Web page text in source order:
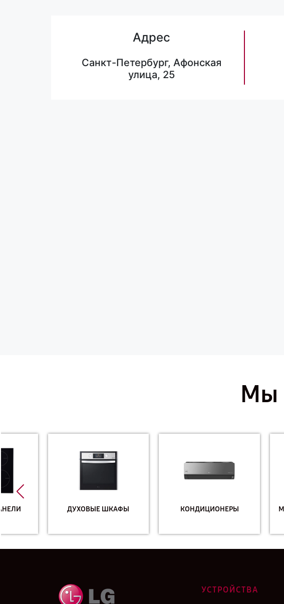
Адрес
Санкт-Петербург, Афонская
улица, 25
Мы
ДУХОВЫЕ ШКАФЫ КОНДИЦИОНЕРЫ
УСТРОЙСТВА